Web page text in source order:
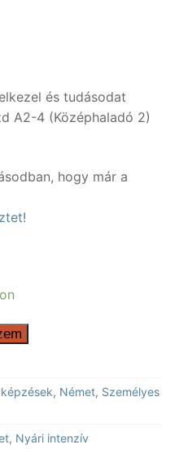
és tudásodat
A2-4 (Középhaladó 2)
hogy már a
, Német, Személyes
, Nyári intenzív